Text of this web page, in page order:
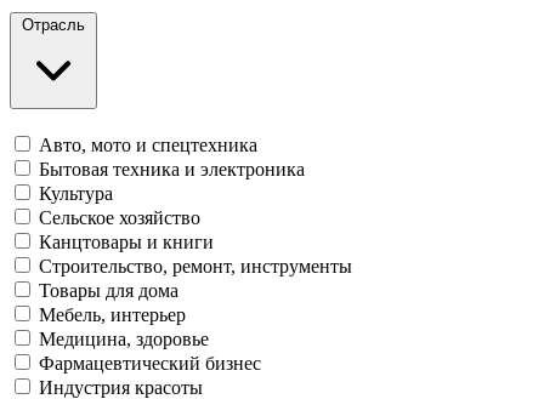
Отрасль
Авто, мото и спецтехника
Бытовая техника и электроника
Культура
Сельское хозяйство
Канцтовары и книги
Строительство, ремонт, инструменты
Товары для дома
Мебель, интерьер
Медицина, здоровье
Фармацевтический бизнес
Индустрия красоты